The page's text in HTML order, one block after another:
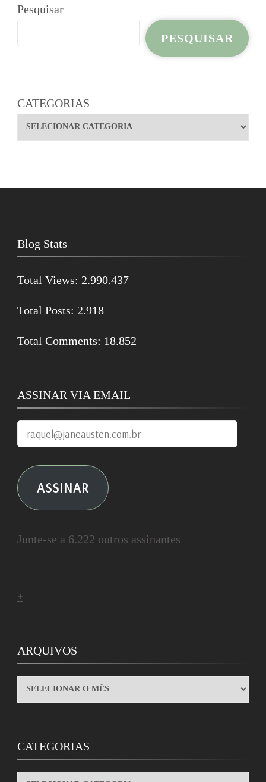
Pesquisar
PESQUISAR
CATEGORIAS
Blog Stats
Total Views: 2.990.437
Total Posts: 2.918
Total Comments: 18.852
ASSINAR VIA EMAIL
raquel@janeausten.com.br
ASSINAR
Junte-se a 6.222 outros assinantes
+
ARQUIVOS
ARQUIVOS
CATEGORIAS